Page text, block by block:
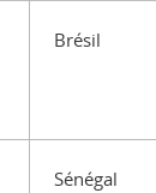
Brésil
Sénégal